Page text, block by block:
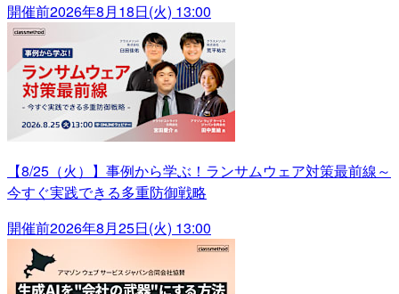
開催前2026年8月18日(火) 13:00
【8/25（火）】事例から学ぶ！ランサムウェア対策最前線～
今すぐ実践できる多重防御戦略
開催前2026年8月25日(火) 13:00